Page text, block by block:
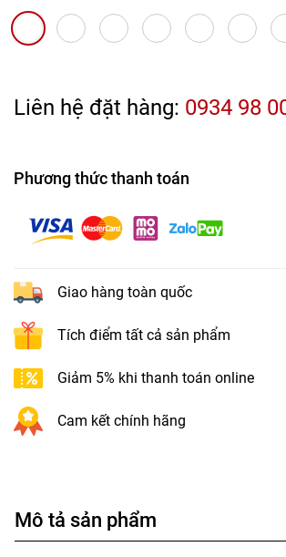
Liên hệ đặt hàng: 0934 98
Phương thức thanh toán
Giao hàng toàn quốc
Tích điểm tất cả sản phẩm
Giảm 5% khi thanh toán online
Cam kết chính hãng
Mô tả sản phẩm